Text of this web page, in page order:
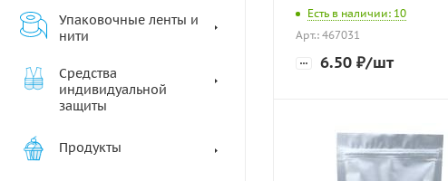
Упаковочные ленты и
нити
Средства
индивидуальной
защиты
Продукты
Есть в наличии: 10
Арт.: 467031
6.50 ₽/шт